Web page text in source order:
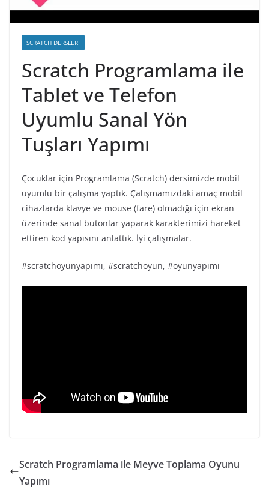
SCRATCH DERSLERI
Scratch Programlama ile
Tablet ve Telefon
Uyumlu Sanal Yön
Tuşları Yapımı
Çocuklar için Programlama (Scratch) dersimizde mobil
uyumlu bir çalışma yaptık. Çalışmamızdaki amaç mobil
cihazlarda klavye ve mouse (fare) olmadığı için ekran
üzerinde sanal butonlar yaparak karakterimizi hareket
ettiren kod yapısını anlattık. İyi çalışmalar.
#scratchoyunyapımı, #scratchoyun, #oyunyapımı
Scratch Programlama ile Meyve Toplama Oyunu
Yapımı